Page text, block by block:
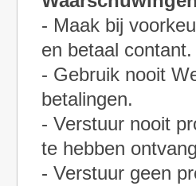
- Maak bij
en betaal contant.
- Gebruik nooit
betalingen.
- Verstuur nooit
te hebben
- Verstuur geen